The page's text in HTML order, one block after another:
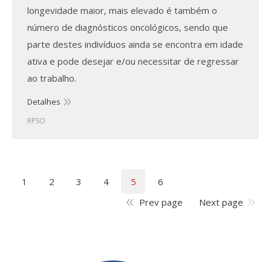
longevidade maior, mais elevado é também o
número de diagnósticos oncológicos, sendo que
parte destes indivíduos ainda se encontra em idade
ativa e pode desejar e/ou necessitar de regressar
ao trabalho.
Detalhes
RPSO
1 2 3 4 5
6
Prev page
Next page